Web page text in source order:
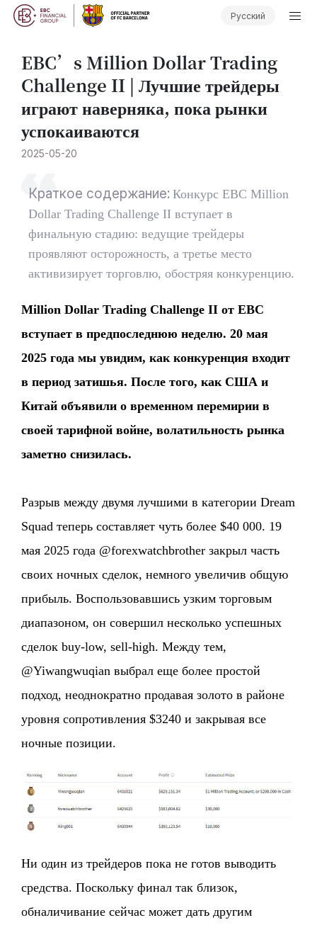
Русский
​EBC’s Million Dollar Trading
Challenge II | Лучшие трейдеры
играют наверняка, пока рынки
успокаиваются
2025-05-20
Краткое содержание: Конкурс EBC Million
Dollar Trading Challenge II вступает в
финальную стадию: ведущие трейдеры
проявляют осторожность, а третье место
активизирует торговлю, обостряя конкуренцию.
Million Dollar Trading Challenge II от EBC
вступает в предпоследнюю неделю. 20 мая
2025 года мы увидим, как конкуренция входит
в период затишья. После того, как США и
Китай объявили о временном перемирии в
своей тарифной войне, волатильность рынка
заметно снизилась.
Разрыв между двумя лучшими в категории Dream
Squad теперь составляет чуть более $40 000. 19
мая 2025 года @forexwatchbrother закрыл часть
своих ночных сделок, немного увеличив общую
прибыль. Воспользовавшись узким торговым
диапазоном, он совершил несколько успешных
сделок buy-low, sell-high. Между тем,
@Yiwangwuqian выбрал еще более простой
подход, неоднократно продавая золото в районе
уровня сопротивления $3240 и закрывая все
ночные позиции.
Ни один из трейдеров пока не готов выводить
средства. Поскольку финал так близок,
обналичивание сейчас может дать другим